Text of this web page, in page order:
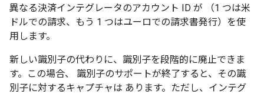
異なる決済インテグレータのアカウント ID が （1 つは米
ドルでの請求、もう 1 つはユーロでの請求書発行）を使
用します。
新しい識別子の代わりに、識別子を段階的に廃止できま
す。この場合、 識別子のサポートが終了すると、その識
別子に対するキャプチャは あります。ただし、インテグ